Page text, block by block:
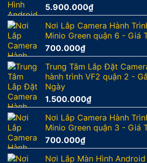
5.900.000₫
Nơi Lắp Camera Hành
Minio Green quận 6 - Giá
700.000₫
Trung Tâm Lắp Đặt
hành trình VF2 quận 2 -
Ngày
1.500.000₫
Nơi Lắp Camera Hành
Minio Green quận 3 - Giá
700.000₫
Nơi Lắp Màn Hình